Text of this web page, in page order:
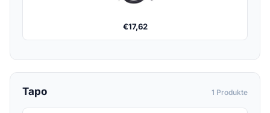
€17,62
Tapo 1 Produkte